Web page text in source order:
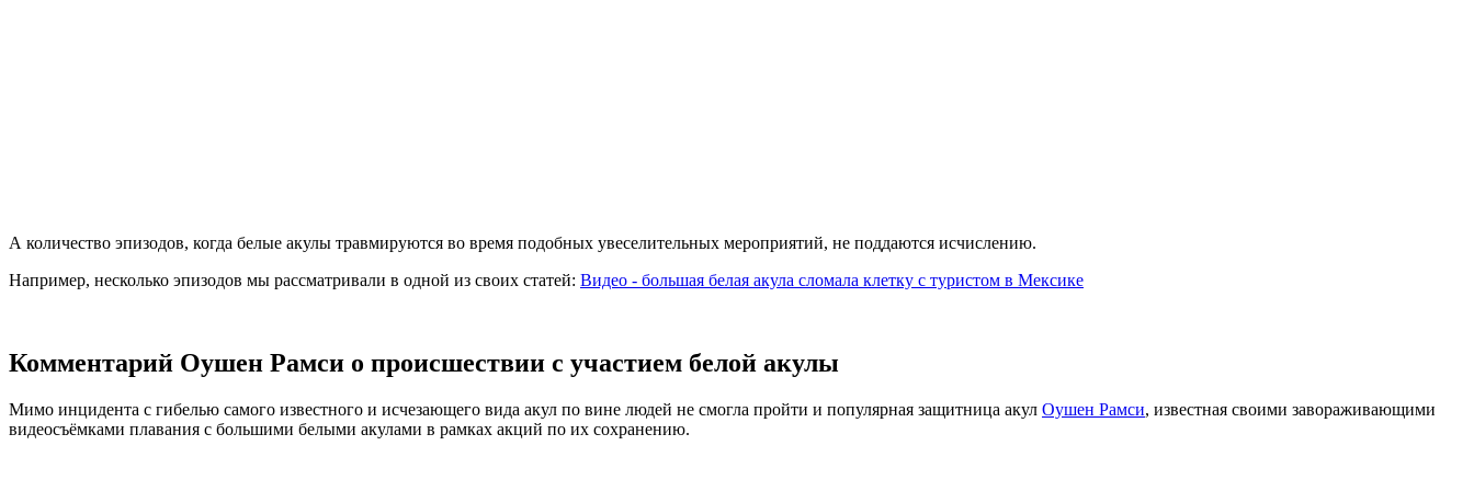
А количество эпизодов, когда белые акулы травмируются во время подобных увеселительных мероприятий, не поддаются исчислению.
Например, несколько эпизодов мы рассматривали в одной из своих статей: Видео - большая белая акула сломала клетку с туристом в Мексике
Комментарий Оушен Рамси о происшествии с участием белой акулы
Мимо инцидента с гибелью самого известного и исчезающего вида акул по вине людей не смогла пройти и популярная защитница акул Оушен Рамси, известная своими завораживающими
видеосъёмками плавания с большими белыми акулами в рамках акций по их сохранению.